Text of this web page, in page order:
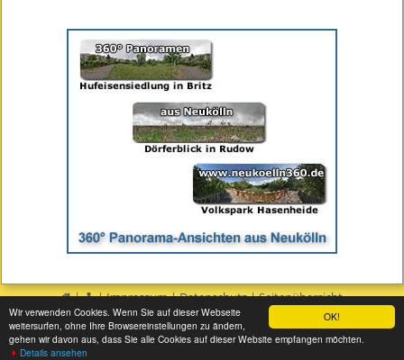
OK!
Wir verwenden Cookies. Wenn Sie auf dieser Webseite
weitersurfen, ohne Ihre Browsereinstellungen zu ändern,
gehen wir davon aus, dass Sie alle Cookies auf dieser Website empfangen möchten.
Details ansehen
| |Impressum|Datenschutz|Seitenübersicht